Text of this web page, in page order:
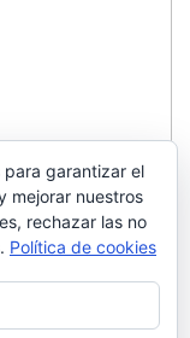
garantizar el
mejorar nuestros
rechazar las no
Política de cookies